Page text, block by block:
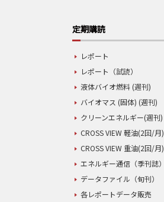
定期購読
レポート
レポート（試読）
液体バイオ燃料 (週刊)
バイオマス (固体) (週刊)
クリーンエネルギー(週刊)
CROSS VIEW 軽油(2回/月)
CROSS VIEW 重油(2回/月)
エネルギー通信（季刊誌）
データファイル（旬刊）
各レポートデータ販売